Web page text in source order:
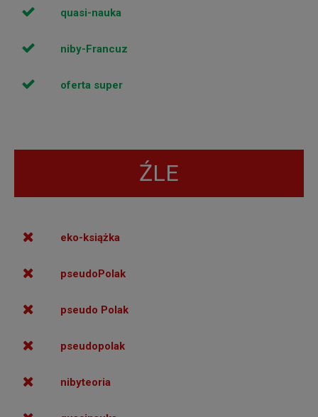
quasi-nauka
niby-Francuz
oferta super
ŹLE
eko-książka
pseudoPolak
pseudo Polak
pseudopolak
nibyteoria